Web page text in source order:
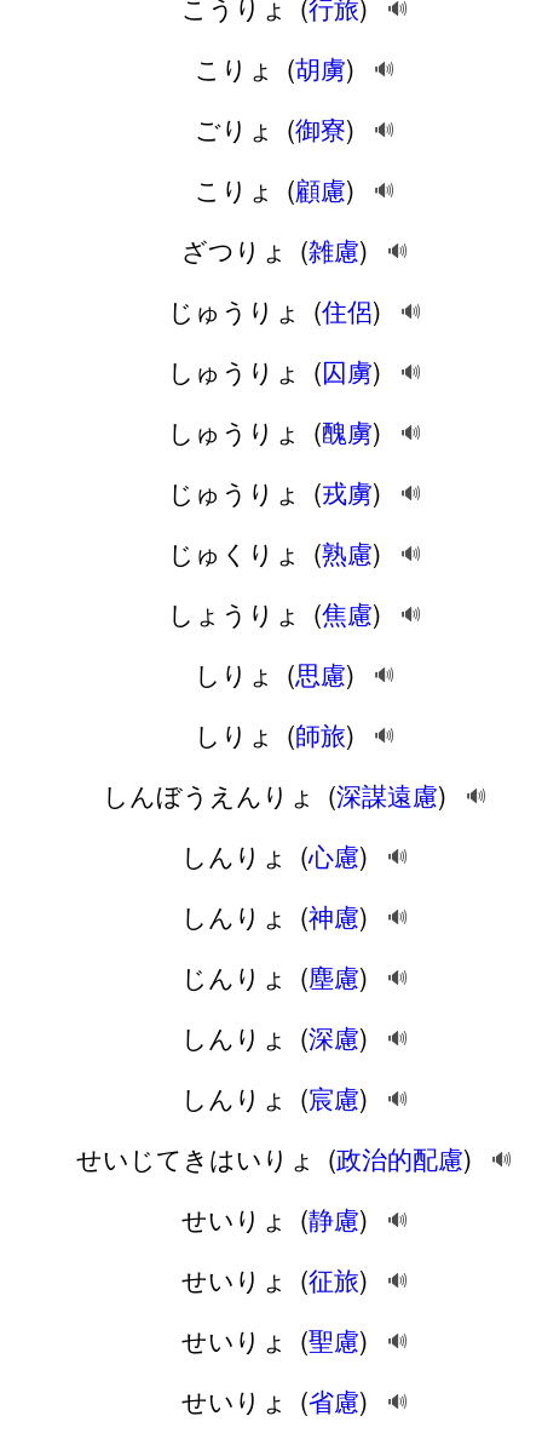
こうりょ (行旅) 🔊
こりょ (胡虜) 🔊
ごりょ (御寮) 🔊
こりょ (顧慮) 🔊
ざつりょ (雑慮) 🔊
じゅうりょ (住侶) 🔊
しゅうりょ (囚虜) 🔊
しゅうりょ (醜虜) 🔊
じゅうりょ (戎虜) 🔊
じゅくりょ (熟慮) 🔊
しょうりょ (焦慮) 🔊
しりょ (思慮) 🔊
しりょ (師旅) 🔊
しんぼうえんりょ (深謀遠慮) 🔊
しんりょ (心慮) 🔊
しんりょ (神慮) 🔊
じんりょ (塵慮) 🔊
しんりょ (深慮) 🔊
しんりょ (宸慮) 🔊
せいじてきはいりょ (政治的配慮) 🔊
せいりょ (静慮) 🔊
せいりょ (征旅) 🔊
せいりょ (聖慮) 🔊
せいりょ (省慮) 🔊